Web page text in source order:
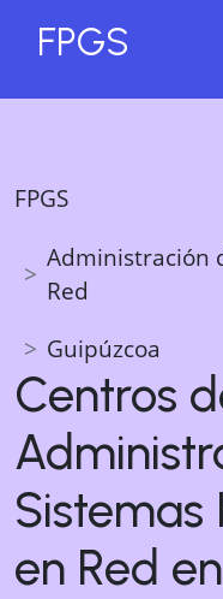
FPGS
FPGS
Administración
Red
Guipúzcoa
Centros
en Red en